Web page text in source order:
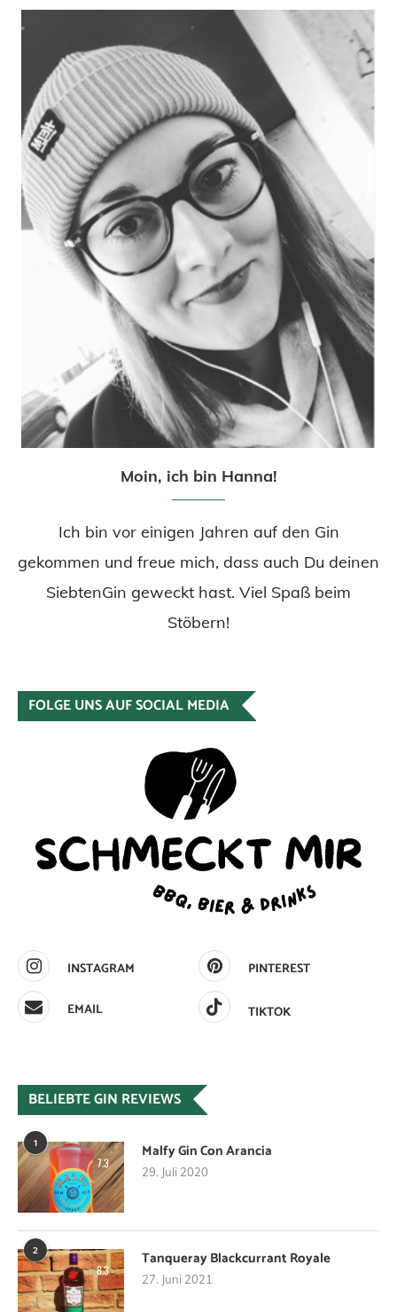
Moin, ich bin Hanna!
Ich bin vor einigen Jahren auf den Gin
gekommen und freue mich, dass auch Du deinen
SiebtenGin geweckt hast. Viel Spaß beim
Stöbern!
FOLGE UNS AUF SOCIAL MEDIA
INSTAGRAM
PINTEREST
EMAIL
TIKTOK
BELIEBTE GIN REVIEWS
1
7.3
Malfy Gin Con Arancia
29. Juli 2020
2
8.3
Tanqueray Blackcurrant Royale
27. Juni 2021